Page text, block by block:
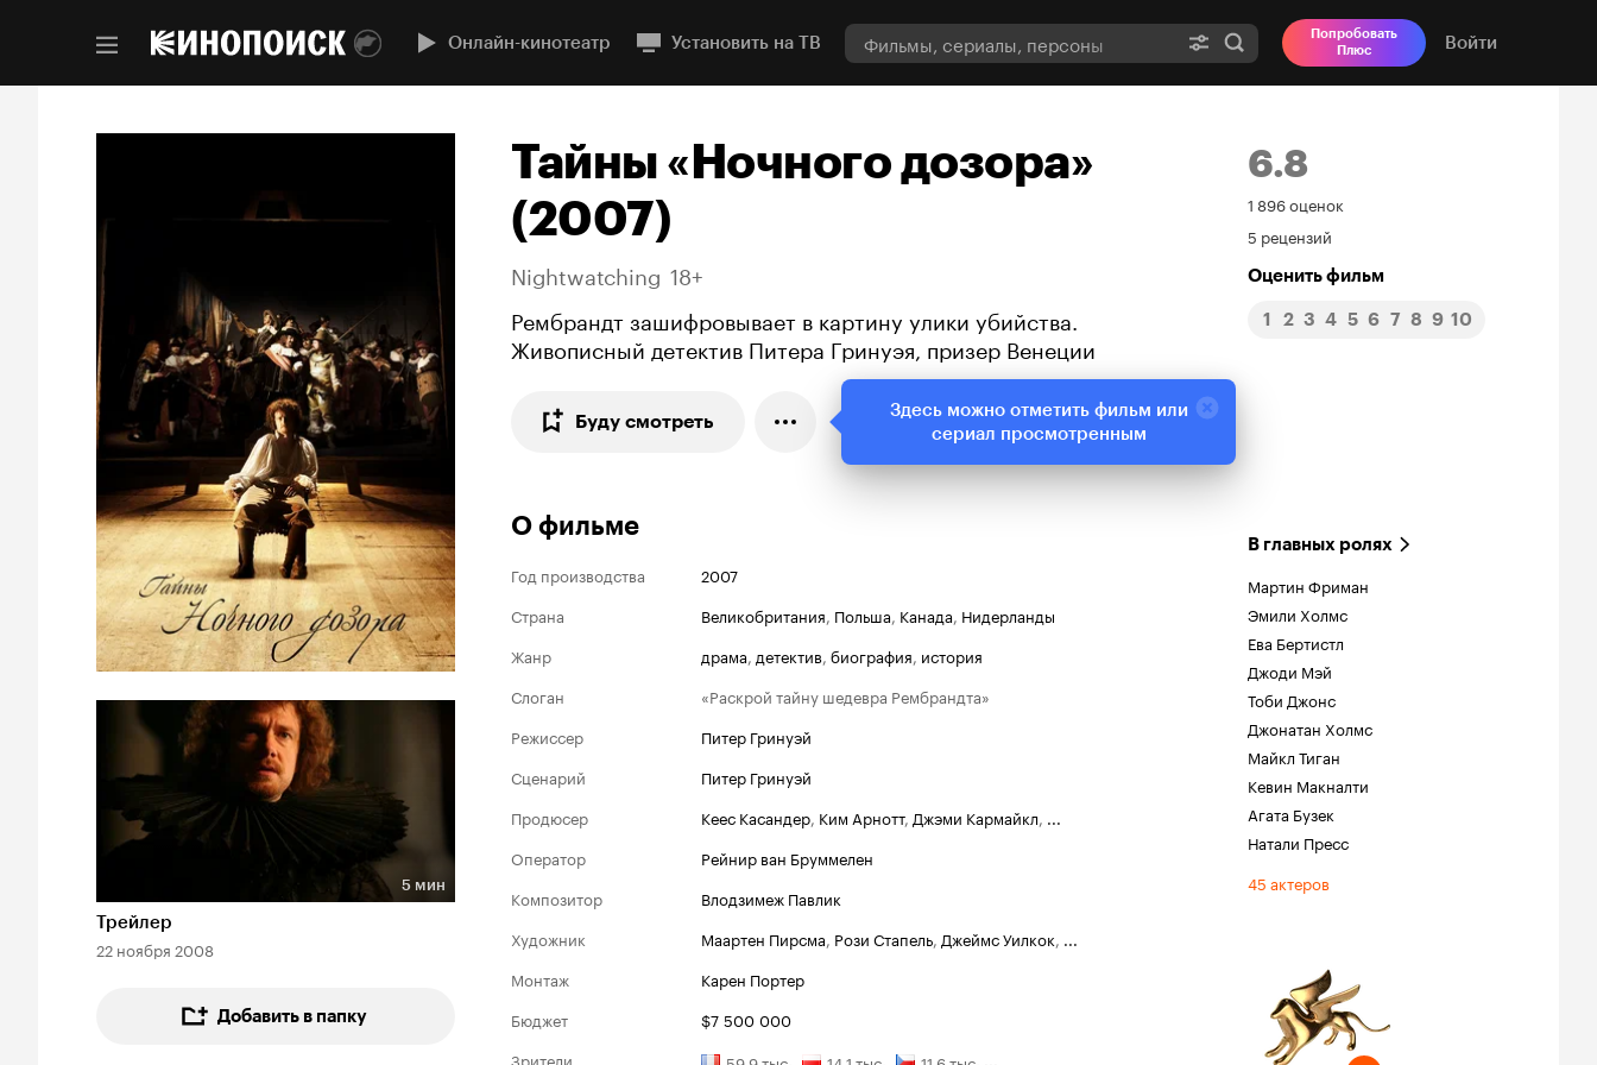
Онлайн-кинотеатр Установить на ТВ
Попробовать
Плюс
Войти
Длительность 5 мин
5 мин
Трейлер
22 ноября 2008
Добавить в папку
Тайны «Ночного дозора»
(2007)
Nightwatching 18+
Рембрандт зашифровывает в картину улики убийства.
Живописный детектив Питера Гринуэя, призер Венеции
Буду смотреть
6.8
Рейтинг
Кинопоиска
6.8
1 896 оценок
5 рецензий
Оценить фильм
1 2 3 4 5 6 7 8 9 10
О фильме
Год производства
2007
Страна
Великобритания, Польша, Канада, Нидерланды
Жанр
драма, детектив, биография, история
Слоган
«Раскрой тайну шедевра Рембрандта»
Режиссер
Питер Гринуэй
Сценарий
Питер Гринуэй
Продюсер
Кеес Касандер, Ким Арнотт, Джэми Кармайкл, ...
Оператор
Рейнир ван Бруммелен
Композитор
Влодзимеж Павлик
Художник
Маартен Пирсма, Рози Стапель, Джеймс Уилкок, ...
Монтаж
Карен Портер
Бюджет
$7 500 000
Зрители
, , , ...
В главных ролях
Мартин Фриман
Эмили Холмс
Ева Бертистл
Джоди Мэй
Тоби Джонс
Джонатан Холмс
Майкл Тиган
Кевин Макналти
Агата Бузек
Натали Пресс
45 актеров
Венецианский кинофестиваль
2007
Открытый приз
Здесь можно отметить фильм или
сериал просмотренным